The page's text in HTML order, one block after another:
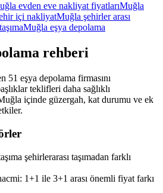
evden eve nakliyat fiyatlarıMuğla
içi nakliyatMuğla şehirler arası
Muğla eşya depolama
rehberi
51 eşya depolama firmasını
teklifleri daha sağlıklı
içinde güzergah, kat durumu ve ek
şehirlerarası taşımadan farklı
1+1 ile 3+1 arası önemli fiyat farkı